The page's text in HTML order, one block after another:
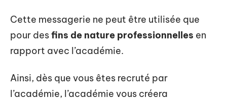
Cette messagerie ne peut être utilisée que
pour desfins de nature professionnelles en
rapport avec l’académie.
Ainsi, dès que vous êtes recruté par
l’académie, l’académie vous créera